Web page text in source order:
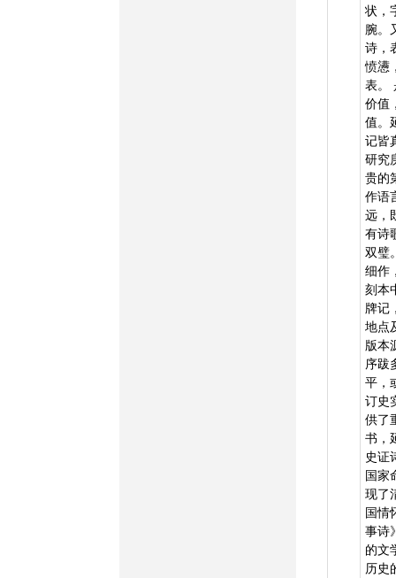
状，
腕。
诗，
愤懑
表。
价值
值。
记皆
研究
贵的
作语
远，
有诗
双璧
细作
刻本
牌记
地点
版本
序跋
平，
订史
供了
书，
史证
国家
现了
国情
事诗
的文
历史